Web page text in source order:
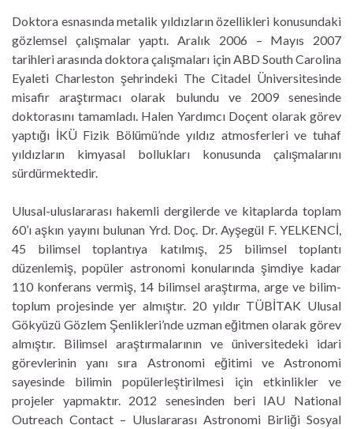
Doktora esnasında metalik yıldızların özellikleri konusundaki
gözlemsel çalışmalar yaptı. Aralık 2006 – Mayıs 2007
tarihleri arasında doktora çalışmaları için ABD South Carolina
Eyaleti Charleston şehrindeki The Citadel Üniversitesinde
misafir araştırmacı olarak bulundu ve 2009 senesinde
doktorasını tamamladı. Halen Yardımcı Doçent olarak görev
yaptığı İKÜ Fizik Bölümü’nde yıldız atmosferleri ve tuhaf
yıldızların kimyasal bollukları konusunda çalışmalarını
sürdürmektedir.
Ulusal-uluslararası hakemli dergilerde ve kitaplarda toplam
60’ı aşkın yayını bulunan Yrd. Doç. Dr. Ayşegül F. YELKENCİ,
45 bilimsel toplantıya katılmış, 25 bilimsel toplantı
düzenlemiş, popüler astronomi konularında şimdiye kadar
110 konferans vermiş, 14 bilimsel araştırma, arge ve bilim-
toplum projesinde yer almıştır. 20 yıldır TÜBİTAK Ulusal
Gökyüzü Gözlem Şenlikleri’nde uzman eğitmen olarak görev
almıştır. Bilimsel araştırmalarının ve üniversitedeki idari
görevlerinin yanı sıra Astronomi eğitimi ve Astronomi
sayesinde bilimin popülerleştirilmesi için etkinlikler ve
projeler yapmaktır. 2012 senesinden beri IAU National
Outreach Contact – Uluslararası Astronomi Birliği Sosyal